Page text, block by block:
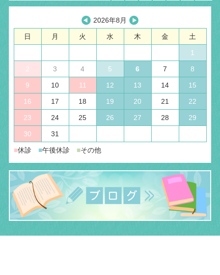
2026年8月
日 月 火 水 木 金 土
1
2 3 4 5 6 7 8
9 10 11 12 13 14 15
16 17 18 19 20 21 22
23 24 25 26 27 28 29
30 31
■休診 ■午後休診 ■その他